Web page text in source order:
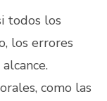
todos los
los errores
como las